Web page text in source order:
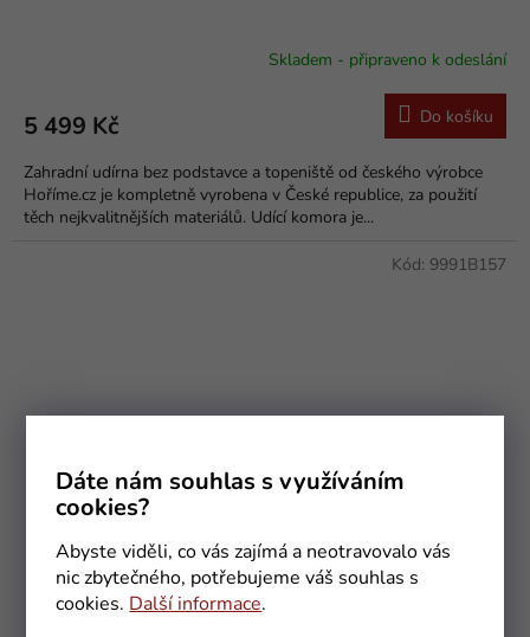
Dáte nám souhlas s využíváním
cookies?
Abyste viděli, co vás zajímá a neotravovalo vás
nic zbytečného, potřebujeme váš souhlas s
cookies. Další informace.
je
z
5
hvězdiček.
Skladem - připraveno k odeslání
5 499 Kč Do košíku
Zahradní udírna bez podstavce a topeniště od českého výrobce
Hoříme.cz je kompletně vyrobena v České republice, za použití
těch nejkvalitnějších materiálů. Udící komora je...
Kód: 9991B157